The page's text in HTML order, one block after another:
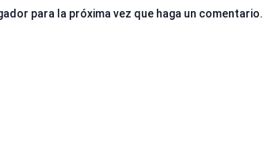
para la próxima vez que haga un comentario.